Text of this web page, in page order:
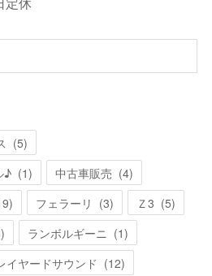
(5)
♪ (1) 中古車販売 (4)
) フェラーリ (3) Ｚ3 (5)
) ランボルギーニ (1)
イヤードサウンド (12)